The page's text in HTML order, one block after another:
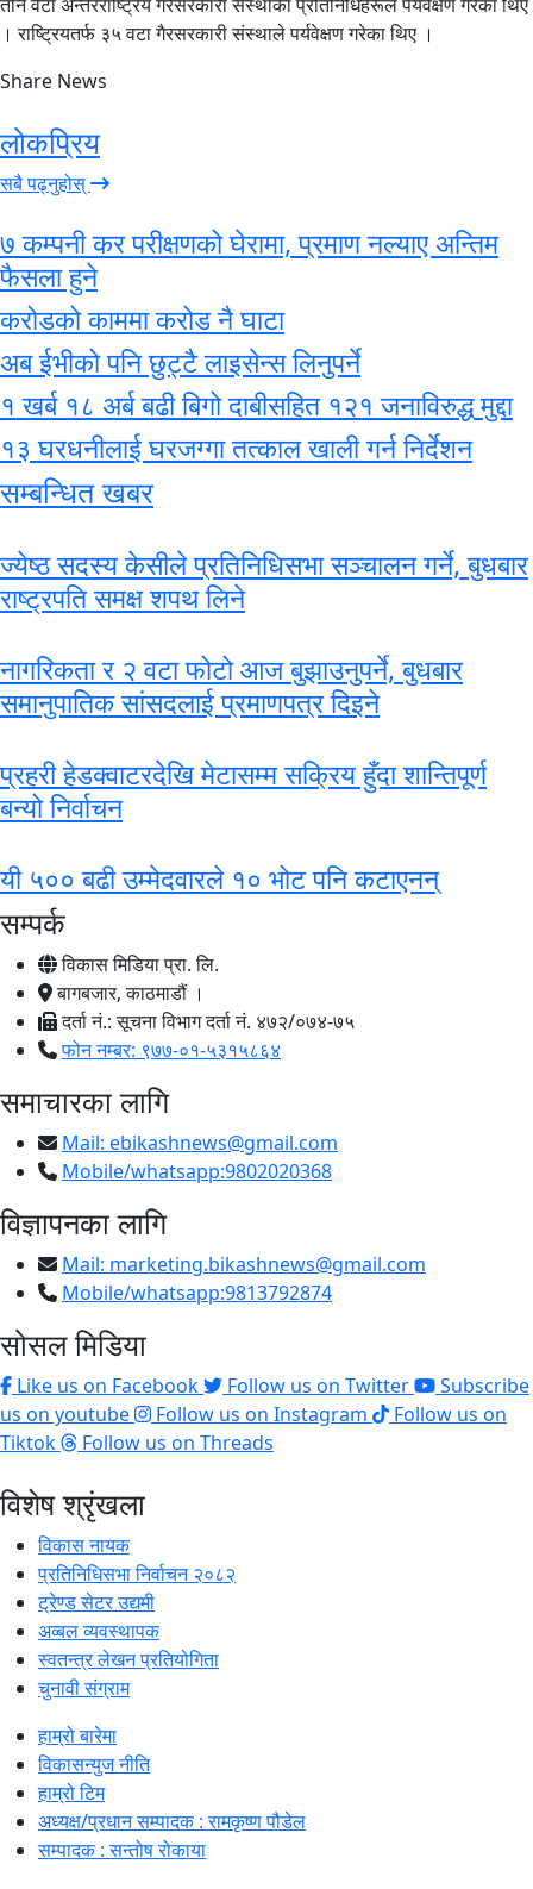
तीन वटा अन्तरराष्ट्रिय गैरसरकारी संस्थाका प्रतिनिधिहरूले पर्यवेक्षण गरेका थिए
। राष्ट्रियतर्फ ३५ वटा गैरसरकारी संस्थाले पर्यवेक्षण गरेका थिए ।
Share News
लोकप्रिय
सबै पढ्नुहोस्
७ कम्पनी कर परीक्षणको घेरामा, प्रमाण नल्याए अन्तिम
फैसला हुने
करोडको काममा करोड नै घाटा
अब ईभीको पनि छुट्टै लाइसेन्स लिनुपर्ने
१ खर्ब १८ अर्ब बढी बिगो दाबीसहित १२१ जनाविरुद्ध मुद्दा
१३ घरधनीलाई घरजग्गा तत्काल खाली गर्न निर्देशन
सम्बन्धित खबर
ज्येष्ठ सदस्य केसीले प्रतिनिधिसभा सञ्चालन गर्ने, बुधबार
राष्ट्रपति समक्ष शपथ लिने
नागरिकता र २ वटा फोटो आज बुझाउनुपर्ने, बुधबार
समानुपातिक सांसदलाई प्रमाणपत्र दिइने
प्रहरी हेडक्वाटरदेखि मेटासम्म सक्रिय हुँदा शान्तिपूर्ण
बन्यो निर्वाचन
यी ५०० बढी उम्मेदवारले १० भोट पनि कटाएनन्
सम्पर्क
विकास मिडिया प्रा. लि.
बागबजार, काठमाडौं ।
दर्ता नं.: सूचना विभाग दर्ता नं. ४७२/०७४-७५
फोन नम्बर: ९७७-०१-५३१५८६४
समाचारका लागि
Mail: ebikashnews@gmail.com
Mobile/whatsapp:9802020368
विज्ञापनका लागि
Mail: marketing.bikashnews@gmail.com
Mobile/whatsapp:9813792874
सोसल मिडिया
Like us on Facebook Follow us on Twitter
Subscribe
us on youtube
Follow us on Instagram
Follow us on
Tiktok
Follow us on Threads
विशेष श्रृंखला
विकास नायक
प्रतिनिधिसभा निर्वाचन २०८२
ट्रेण्ड सेटर उद्यमी
अव्बल व्यवस्थापक
स्वतन्त्र लेखन प्रतियोगिता
चुनावी संग्राम
हाम्रो बारेमा
विकासन्युज नीति
हाम्रो टिम
अध्यक्ष/प्रधान सम्पादक : रामकृष्ण पौडेल
सम्पादक : सन्तोष रोकाया